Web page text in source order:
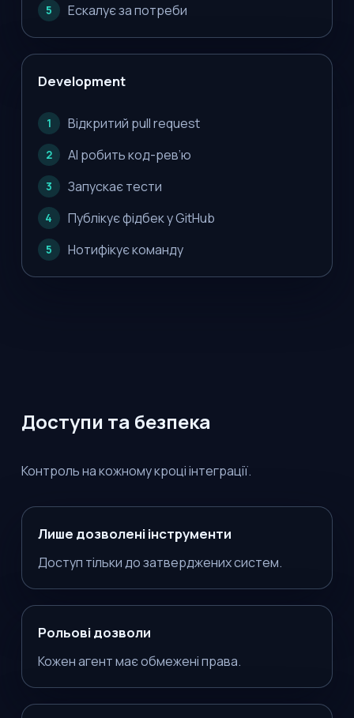
5 Ескалує за потреби
Development
1 Відкритий pull request
2 AI робить код-рев’ю
3 Запускає тести
4 Публікує фідбек у GitHub
5 Нотифікує команду
Доступи та безпека
Контроль на кожному кроці інтеграції.
Лише дозволені інструменти
Доступ тільки до затверджених систем.
Рольові дозволи
Кожен агент має обмежені права.